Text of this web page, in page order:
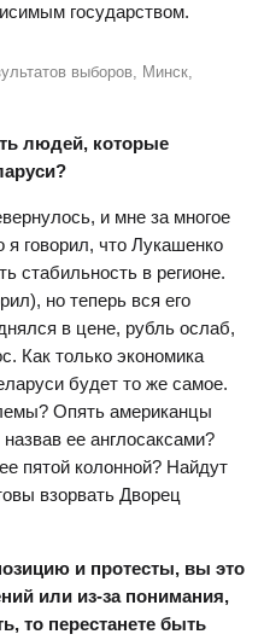
государством.
выборов, Минск,
людей, которые
и мне за многое
говорил, что Лукашенко
стабильность в регионе.
но теперь вся его
в цене, рубль ослаб,
Как только экономика
будет то же самое.
Опять американцы
ее англосаксами?
пятой колонной? Найдут
взорвать Дворец
и протесты, вы это
или из-за понимания,
то перестанете быть